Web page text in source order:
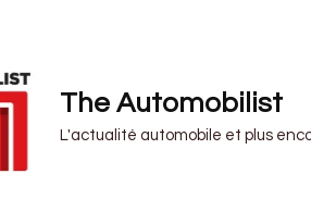
The Automobilist
L'actualité automobile et plus